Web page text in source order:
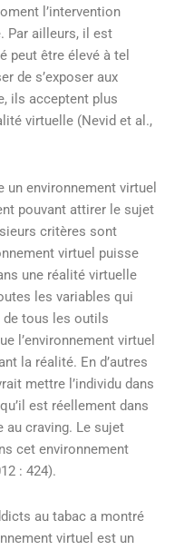
l’intervention
Par ailleurs, il est
peut être élevé à tel
de s’exposer aux
ils acceptent plus
virtuelle (Nevid et al.,
un environnement virtuel
pouvant attirer le sujet
critères sont
virtuel puisse
une réalité virtuelle
les variables qui
de tous les outils
l’environnement virtuel
la réalité. En d’autres
mettre l’individu dans
est réellement dans
au craving. Le sujet
cet environnement
: 424).
au tabac a montré
virtuel est un